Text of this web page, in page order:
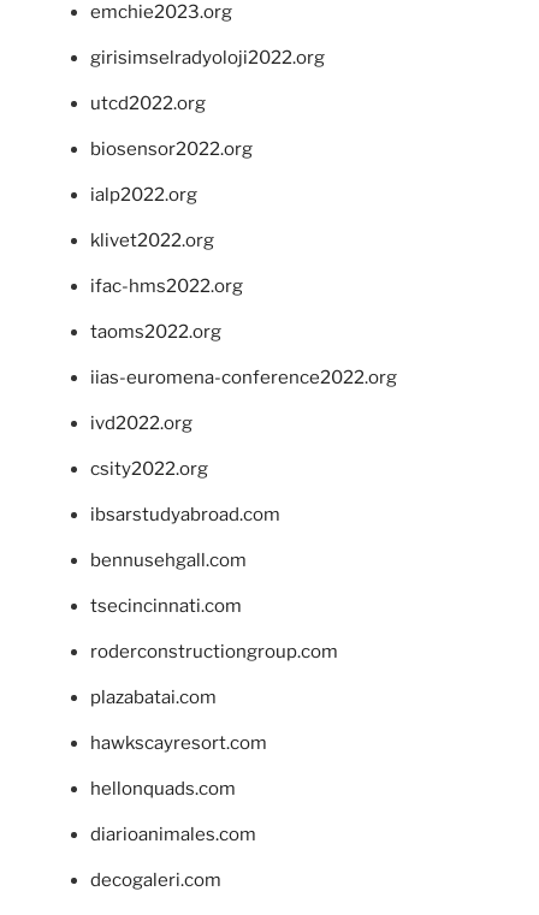
emchie2023.org
girisimselradyoloji2022.org
utcd2022.org
biosensor2022.org
ialp2022.org
klivet2022.org
ifac-hms2022.org
taoms2022.org
iias-euromena-conference2022.org
ivd2022.org
csity2022.org
ibsarstudyabroad.com
bennusehgall.com
tsecincinnati.com
roderconstructiongroup.com
plazabatai.com
hawkscayresort.com
hellonquads.com
diarioanimales.com
decogaleri.com